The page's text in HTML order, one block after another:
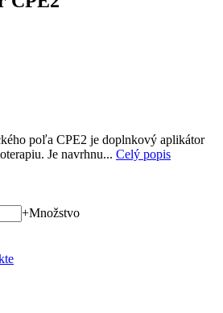
poľa CPE2 je doplnkový aplikátor
Je navrhnu... Celý popis
+Množstvo